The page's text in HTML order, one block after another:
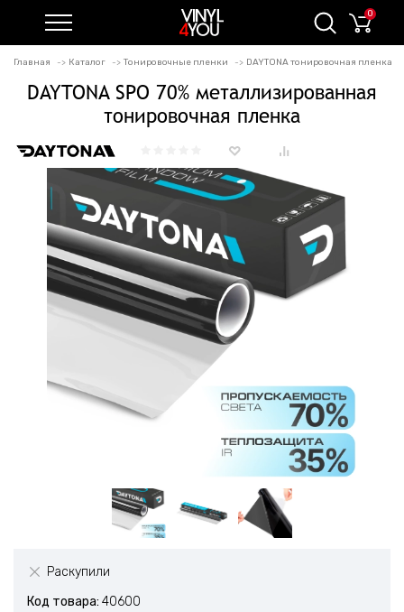
0
Главная Каталог Тонировочные пленки DAYTONA тонировочная пленка
DAYTONA SPO 70% металлизированная
тонировочная пленка
Раскупили
Код товара: 40600